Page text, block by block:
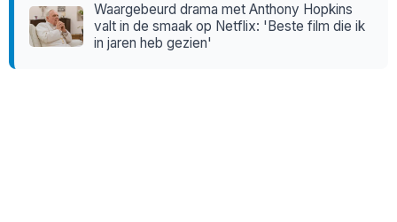
Waargebeurd drama met Anthony Hopkins
valt in de smaak op Netflix: 'Beste film die ik
in jaren heb gezien'